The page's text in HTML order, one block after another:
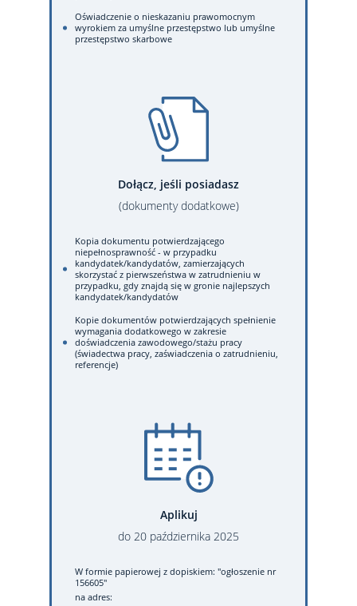
Oświadczenie o nieskazaniu prawomocnym
wyrokiem za umyślne przestępstwo lub umyślne
przestępstwo skarbowe
Dołącz, jeśli posiadasz
(dokumenty dodatkowe)
Kopia dokumentu potwierdzającego
niepełnosprawność - w przypadku
kandydatek/kandydatów, zamierzających
skorzystać z pierwszeństwa w zatrudnieniu w
przypadku, gdy znajdą się w gronie najlepszych
kandydatek/kandydatów
Kopie dokumentów potwierdzających spełnienie
wymagania dodatkowego w zakresie
doświadczenia zawodowego/stażu pracy
(świadectwa pracy, zaświadczenia o zatrudnieniu,
referencje)
Aplikuj
do 20 października 2025
W formie papierowej z dopiskiem: "ogłoszenie nr
156605"
na adres: